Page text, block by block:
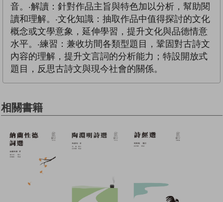
音。‧解讀：針對作品主旨與特色加以分析，幫助閱
讀和理解。‧文化知識：抽取作品中值得探討的文化
概念或文學意象，延伸學習，提升文化與品德情意
水平。‧練習：兼收坊間各類型題目，鞏固對古詩文
內容的理解，提升文言詞的分析能力；特設開放式
題目，反思古詩文與現今社會的關係。
相關書籍